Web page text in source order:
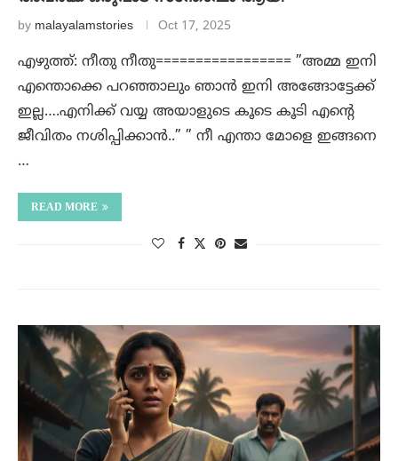
by malayalamstories Oct 17, 2025
എഴുത്ത്: നീതു നീതു================= ”അമ്മ ഇനി
എന്തൊക്കെ പറഞ്ഞാലും ഞാൻ ഇനി അങ്ങോട്ടേക്ക്
ഇല്ല….എനിക്ക് വയ്യ അയാളുടെ കൂടെ കൂടി എന്റെ
ജീവിതം നശിപ്പിക്കാൻ..” ” നീ എന്താ മോളെ ഇങ്ങനെ
…
READ MORE